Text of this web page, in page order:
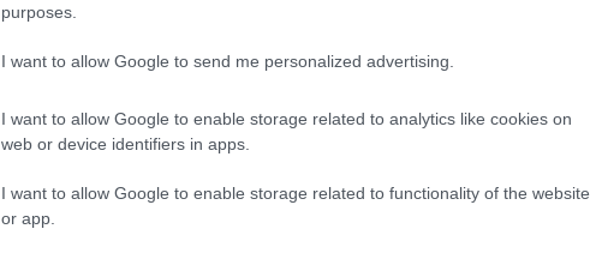
purposes.
I want to allow Google to send me personalized advertising.
I want to allow Google to enable storage related to analytics like cookies on
web or device identifiers in apps.
I want to allow Google to enable storage related to functionality of the website
or app.